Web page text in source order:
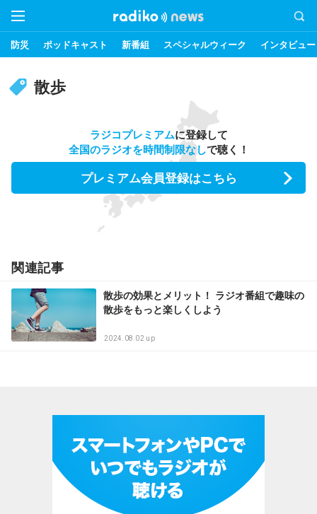
防災 ポッドキャスト 新番組 スペシャルウィーク インタビュー
散歩
ラジコプレミアムに登録して
全国のラジオを時間制限なしで聴く！
プレミアム会員登録はこちら
関連記事
散歩の効果とメリット！ ラジオ番組で趣味の
散歩をもっと楽しくしよう
2024.08.02 up